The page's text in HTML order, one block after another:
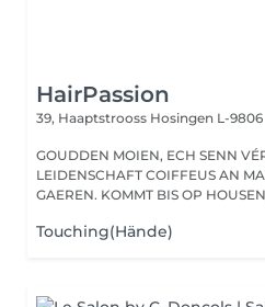
HairPassion
39, Haaptstrooss Hosingen L-9806
GOUDDEN MOIEN, ECH SENN VÉRONIQUE, SENN AUS
LEIDENSCHAFT COIFFEUS AN
GAEREN. KOMMT BIS OP HOUSEN ,AN MEIN SALON DEN
Touching(Hände)